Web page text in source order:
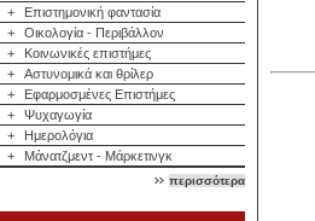
+
Επιστημονική φαντασία
+
Οικολογία - Περιβάλλον
+
Κοινωνικές επιστήμες
+
Αστυνομικά και θρίλερ
+
Εφαρμοσμένες Επιστήμες
+
Ψυχαγωγία
+
Ημερολόγια
+
Μάνατζμεντ - Μάρκετινγκ
περισσότερα